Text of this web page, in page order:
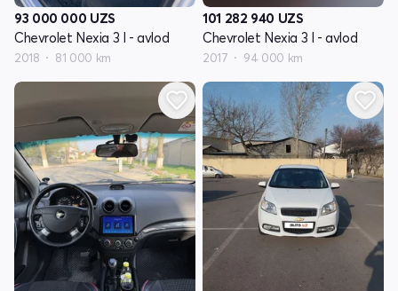
93 000 000 UZS
Chevrolet Nexia 3 I - avlod
2018 81 000 km
101 282 940 UZS
Chevrolet Nexia 3 I - avlod
2017 94 000 km